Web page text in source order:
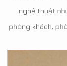
nghệ thuật
phòng khách,